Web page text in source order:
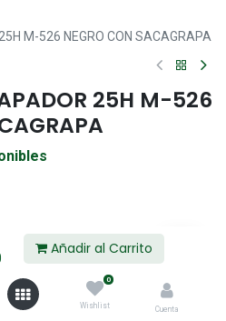
Añadir al Carrito
0
Wishlist Cuenta
M-526 NEGRO CON SACAGRAPA
25H M-526
al Carrito